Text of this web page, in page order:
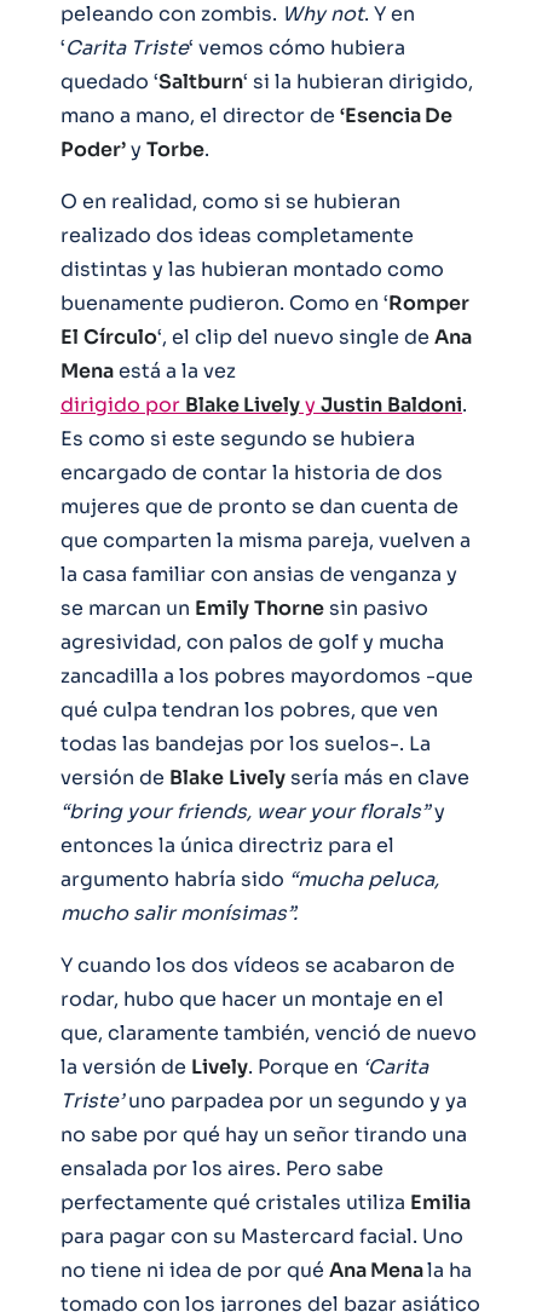
peleando con zombis. Why not. Y en
‘Carita Triste‘ vemos cómo hubiera
quedado ‘Saltburn‘ si la hubieran dirigido,
mano a mano, el director de ‘Esencia De
Poder’y Torbe.
O en realidad, como si se hubieran
realizado dos ideas completamente
distintas y las hubieran montado como
buenamente pudieron. Como en ‘Romper
El Círculo‘, el clip del nuevo single de Ana
Menaestá a la vez
dirigido por Blake LivelyyJustin Baldoni.
Es como si este segundo se hubiera
encargado de contar la historia de dos
mujeres que de pronto se dan cuenta de
que comparten la misma pareja, vuelven a
la casa familiar con ansias de venganza y
se marcan un EmilyThornesin pasivo
agresividad, con palos de golf y mucha
zancadilla a los pobres mayordomos -que
qué culpa tendran los pobres, que ven
todas las bandejas por los suelos-. La
versión de Blake Livelysería más en clave
“bring your friends, wear your florals”y
entonces la única directriz para el
argumento habría sido “mucha peluca,
mucho salir monísimas”.
Y cuando los dos vídeos se acabaron de
rodar, hubo que hacer un montaje en el
que, claramente también, venció de nuevo
la versión de Lively. Porque en ‘Carita
Triste’uno parpadea por un segundo y ya
no sabe por qué hay un señor tirando una
ensalada por los aires. Pero sabe
perfectamente qué cristales utiliza Emilia
para pagar con su Mastercard facial. Uno
no tiene ni idea de por qué Ana Menala ha
tomado con los jarrones del bazar asiático